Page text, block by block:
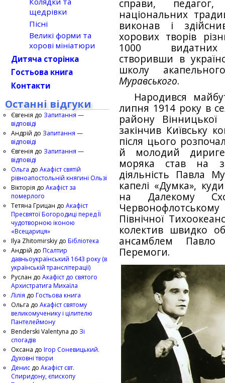
справи,
національних
виконав і
хорових творів
1000 видатних
створивши в
школу
Муравського.
Народився
липня 1914 року в
району
закінчив Київську
після цього
й молодий
моряка став на
діяльність Павла
капелі «Думка»,
на Далекому
Північної
колектив швидко
ансамблем Павло
Перемоги.
щедрівки
Пісні
Великі форми та
хорові мініатюри
Дитяча сторінка
Гостьова книга
Контакти
Останні відгуки
Євгенія до Запитання —
відповіді
Андрій до Запитання —
відповіді
Євгенія до Запитання —
відповіді
Ольга до Акафіст святій
рівноапостольній княгині Ользі
Вікторія до Акафіст за
померлого
Тетяна Грицан до Акафіст
Пресвятої Богородиці перед Її
чудотворною іконою
«Всецариця»
Ilya Zhitomirskiy до Бібліотека
Андрій до Псалтир
давньоукраїнський 1643 року (в
українській транслітерації)
Руслан до Акафіст до святого
Архистратига Михаїла
Лілія до Гостьова книга
Ольга до Акафіст святому
великомученику і цілителю
Пантелеймону
Benderski Valentyna до Зі
спогадів
Оксана до Ігор Соневицький.
Духовні твори
Денис до Акафіст свт.
Спиридону, єпископу